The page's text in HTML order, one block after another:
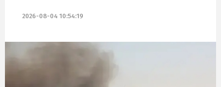
2026-08-04 10:54:19